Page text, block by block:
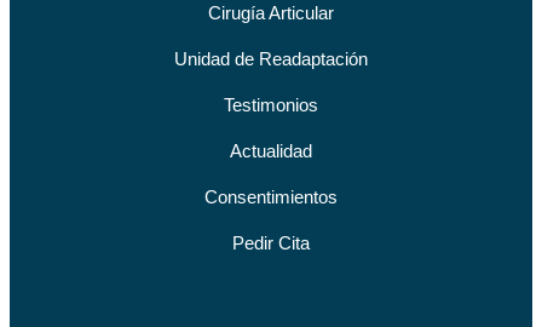
Cirugía Articular
Unidad de Readaptación
Testimonios
Actualidad
Consentimientos
Pedir Cita